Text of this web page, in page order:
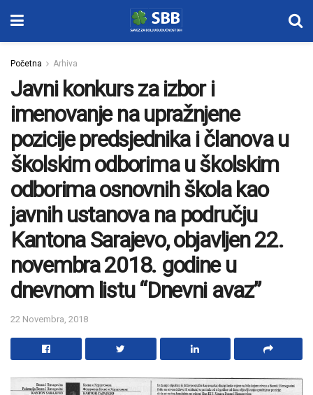
Početna Arhiva
Javni konkurs za izbor i
imenovanje na upražnjene
pozicije predsjednika i članova u
školskim odborima u školskim
odborima osnovnih škola kao
javnih ustanova na području
Kantona Sarajevo, objavljen 22.
novembra 2018. godine u
dnevnom listu “Dnevni avaz”
22 Novembra, 2018